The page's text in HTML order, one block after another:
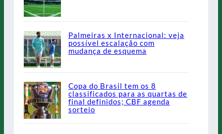
Palmeiras x Internacional: veja
possível escalação com
mudança de esquema
Copa do Brasil tem os 8
classificados para as quartas de
final definidos; CBF agenda
sorteio